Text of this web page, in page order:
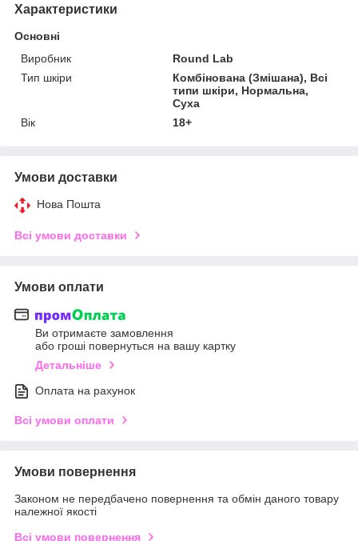
Характеристики
Основні
Виробник
Round Lab
Тип шкіри
Комбінована (Змішана), Всі
типи шкіри, Нормальна,
Суха
Вік
18+
Умови доставки
Нова Пошта
Всі умови доставки
Умови оплати
Ви отримаєте замовлення
або гроші повернуться на вашу картку
Детальніше
Оплата на рахунок
Всі умови оплати
Умови повернення
Законом не передбачено повернення та обмін даного товару
належної якості
Всі умови повернення